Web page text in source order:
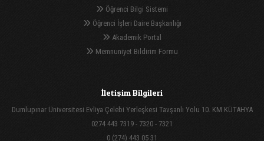
Öğrenci Bilgi Sistemi
Öğrenci İşleri Daire Başkanlığı
Akademik Portal
Memnuniyet Bildirim Formu
İletişim Bilgileri
Dumlupınar Üniversitesi Evliya Çelebi Yerleşkesi Tavşanlı Yolu 10. KM KÜTAHYA
0274 443 7319 - 7320 - 7321
0 (274) 443 05 31